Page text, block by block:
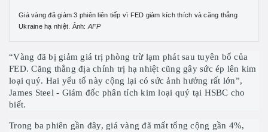
Giá vàng đã giảm 3 phiên liên tiếp vì FED giảm kích thích và căng thẳng
Ukraine hạ nhiệt. Ảnh: AFP
“Vàng đã bị giảm giá trị phòng trừ lạm phát sau tuyên bố của
FED. Căng thẳng địa chính trị hạ nhiệt cũng gây sức ép lên kim
loại quý. Hai yếu tố này cộng lại có sức ảnh hưởng rất lớn”,
James Steel - Giám đốc phân tích kim loại quý tại HSBC cho
biết.
Trong ba phiên gần đây, giá vàng đã mất tổng cộng gần 4%,